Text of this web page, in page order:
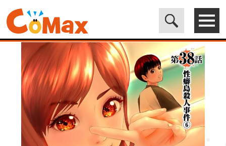
電子書籍マンガ CoMax(コマックス)公式サイト - 株式会社ICE>
ORIGINAL> 性癖クラブ38［話売］